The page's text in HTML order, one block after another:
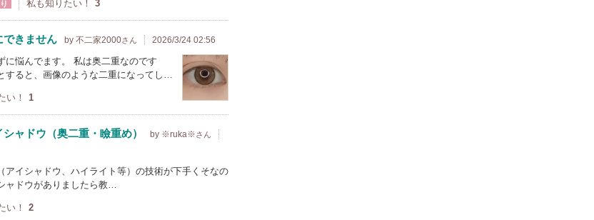
私も知りたい！ 3
できません by 不二家2000さん 2026/3/24 02:56
に悩んでます。 私は奥二重なのです
すると、画像のような二重になってし…
い！ 1
ャドウ（奥二重・瞼重め） by ※ruka※さん
アイシャドウ、ハイライト等）の技術が下手くそなの
ャドウがありましたら教…
い！ 2